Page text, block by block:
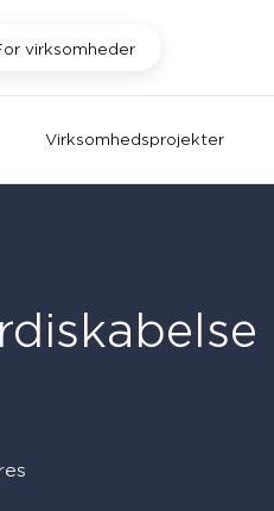
virksomheder
Virksomhedsprojekter